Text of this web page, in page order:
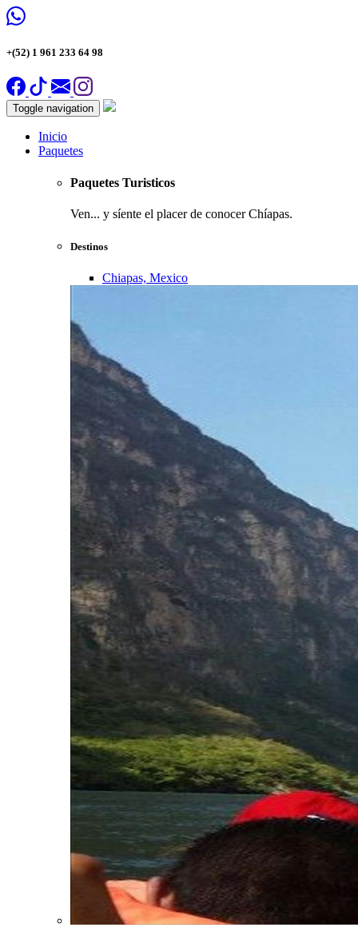
+(52) 1 961 233 64 98
Toggle navigation
Inicio
Paquetes
Paquetes Turisticos
Ven... y síente el placer de conocer Chíapas.
Destinos
Chiapas, Mexico